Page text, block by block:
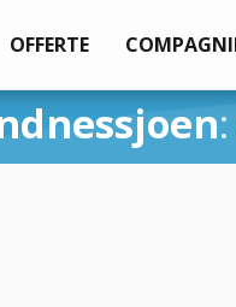
OFFERTE